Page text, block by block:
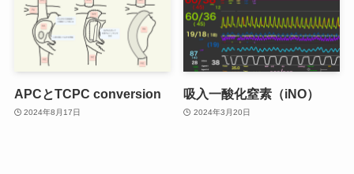
APCとTCPC conversion
2024年8月17日
吸入一酸化窒素（iNO）
2024年3月20日